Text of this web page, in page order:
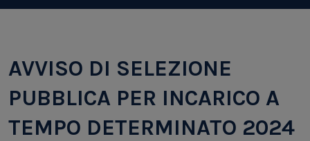
AVVISO DI SELEZIONE
PUBBLICA PER INCARICO A
TEMPO DETERMINATO 2024